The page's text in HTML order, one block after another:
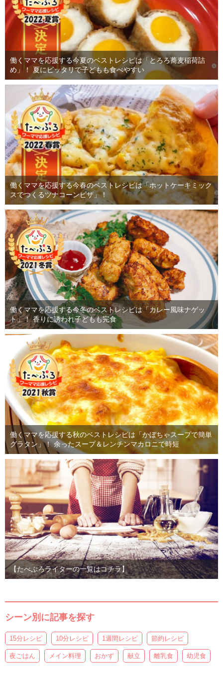
働くママを応援する今夏のベストレシピは「とろろ蕎麦稲荷詰
め」！ 夏にピッタリで子どもも食べやすい
働くママを応援する今春のベストレシピは「ホットケーキミック
スでつくるツナコーンピザ」！
働くママを応援する今冬のベストレシピは「カレー風味ナゲッ
ト」！ 香りに誘われ子どもも完食
働くママを応援する秋のベストレシピは「かぼちゃスープで簡単
グラタン」！ 余ったスープ＆レンチンマカロニで時短
【たべぷろライターの一覧はコチラ】
シーン別に記事を探す
15分レシピ 10分レシピ 1週間レシピ 節約レシピ
夜ごはん メイン料理 おかず 献立 離乳食 幼児食